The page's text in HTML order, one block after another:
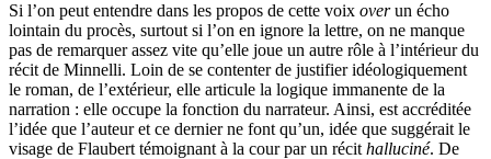
Si l’on peut entendre dans les propos de cette voix overun écho
lointain du procès, surtout si l’on en ignore la lettre, on ne manque
pas de remarquer assez vite qu’elle joue un autre rôle à l’intérieur du
récit de Minnelli. Loin de se contenter de justifier idéologiquement
le roman, de l’extérieur, elle articule la logique immanente de la
narration : elle occupe la fonction du narrateur. Ainsi, est accréditée
l’idée que l’auteur et ce dernier ne font qu’un, idée que suggérait le
visage de Flaubert témoignant à la cour par un récit halluciné. De